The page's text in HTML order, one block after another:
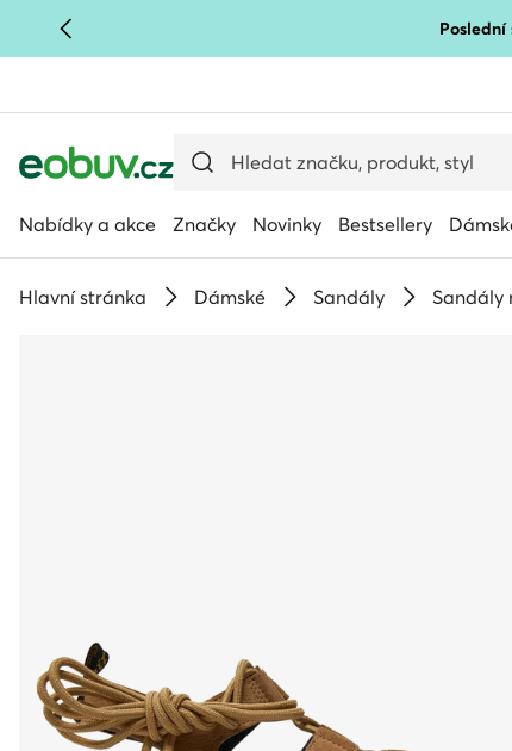
PŘEJÍT NA HLAVNÍ OBSAH
Nabídky a akce Značky Novinky Bestsellery
Hlavní stránka Dámské Sandály Sandály